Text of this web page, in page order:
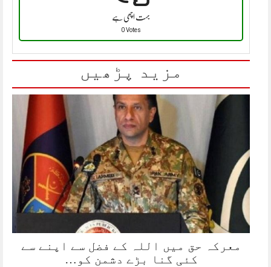
بہت اچھی ہے
0 Votes
مزید پڑھیں
معرکہ حق میں اللہ کے فضل سے اپنے سے
کئی گنا بڑے دشمن کو…